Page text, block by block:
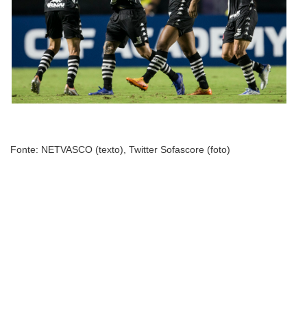
Fonte: NETVASCO (texto), Twitter Sofascore (foto)